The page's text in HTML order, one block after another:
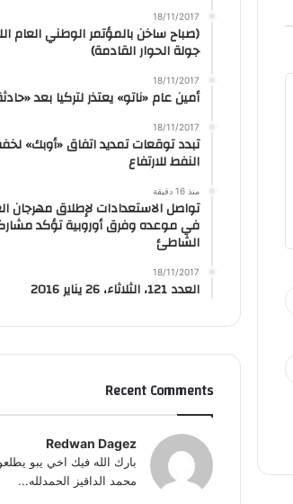
18/11/2017
(صباح ساخن بالمؤتمر الوطني العام
جولة الحوار القادمة)
18/11/2017
أمين عام «ناتو» يعتذر لتركيا بعد
18/11/2017
تبدد توقعات تمديد اتفاق «أوبك»
النفط للارتفاع
منذ 16 دقيقة
تواصل الاستعدادات لإطلاق مهرجان
في موعده وفرق أوروبية تؤكد
الشاطئ
18/11/2017
العدد 121، الثلاثاء، 26 يناير 2016
Recent Comments
Redwan Dagez
بارك الله فيك اخي يبو
محمد الداقيز الحمدلله...